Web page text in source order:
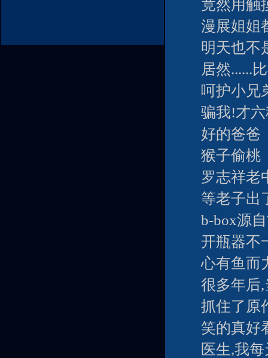
竟然用触
漫展姐姐
明天也不
居然......
呵护小兄
骗我!才
好的爸爸
猴子偷桃
罗志祥老
等老子出
b-box源
开瓶器不
心有鱼而
很多年后
抓住了原
笑的真
医生,我